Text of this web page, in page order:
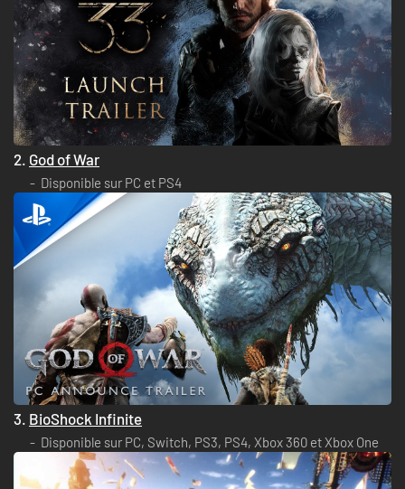
2. God of War
Disponible sur PC et PS4
3. BioShock Infinite
Disponible sur PC, Switch, PS3, PS4, Xbox 360 et Xbox One